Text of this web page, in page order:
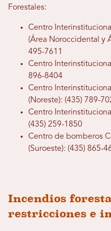
Forestales:
Centro
(Área Noroccidental y
495-7611
Centro
896-8404
Centro
(Noreste): (435) 789-
Centro
(435) 259-1850
Centro de bomberos
(Suroeste): (435) 865-
Incendios
restricciones e